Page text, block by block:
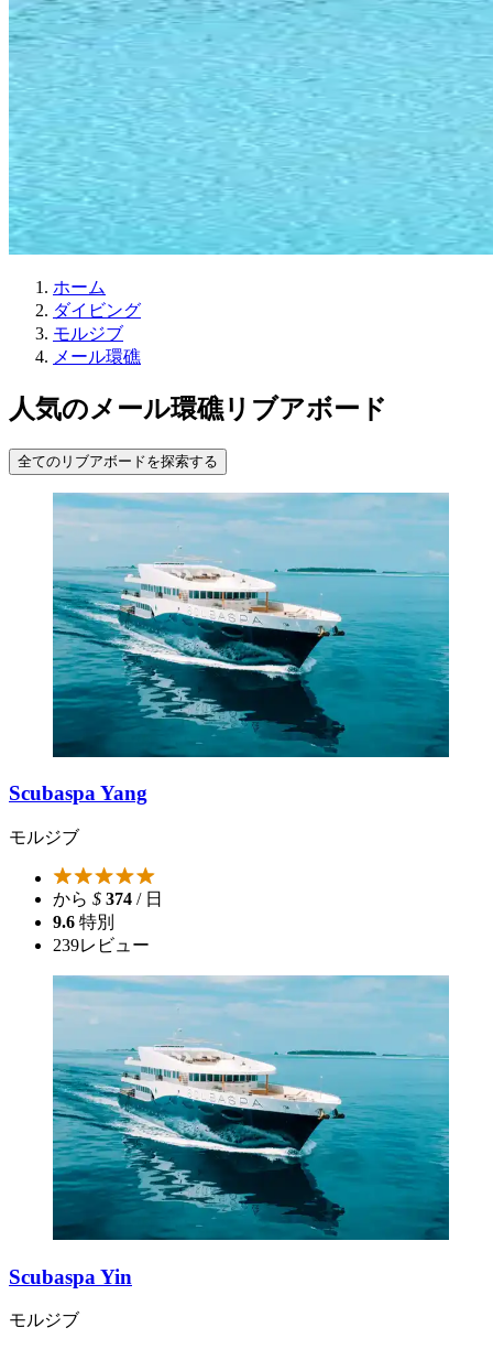
ホーム
ダイビング
モルジブ
メール環礁
人気のメール環礁リブアボード
全てのリブアボードを探索する
Scubaspa Yang
モルジブ
から $ 374 / 日
9.6 特別
239レビュー
Scubaspa Yin
モルジブ